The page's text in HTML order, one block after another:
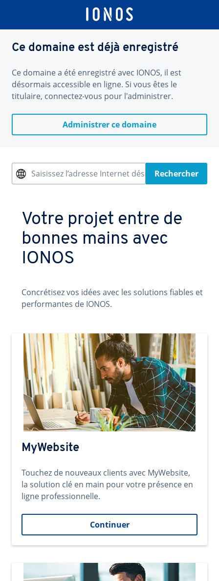
Ce domaine est déjà enregistré
Ce domaine a été enregistré avec IONOS, il est
désormais accessible en ligne. Si vous êtes le
titulaire, connectez-vous pour l'administrer.
Administrer ce domaine
Saisissez l’adresse Internet désiréeRechercher
Votre projet entre de
bonnes mains avec
IONOS
Concrétisez vos idées avec les solutions fiables et
performantes de IONOS.
MyWebsite
Touchez de nouveaux clients avec MyWebsite,
la solution clé en main pour votre présence en
ligne professionnelle.
Continuer